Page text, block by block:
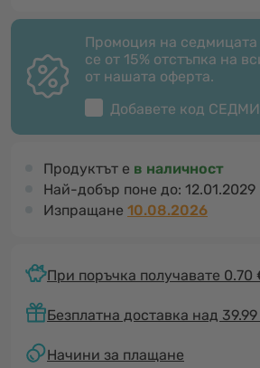
Промоция на седмицата
се от 15% отстъпка на
от нашата оферта.
Добавете код
Продуктът е в наличност
Най-добър поне до: 12.01.2029
Изпращане 10.08.2026
При поръчка получавате 0.70
Безплатна доставка над
Начини за плащане